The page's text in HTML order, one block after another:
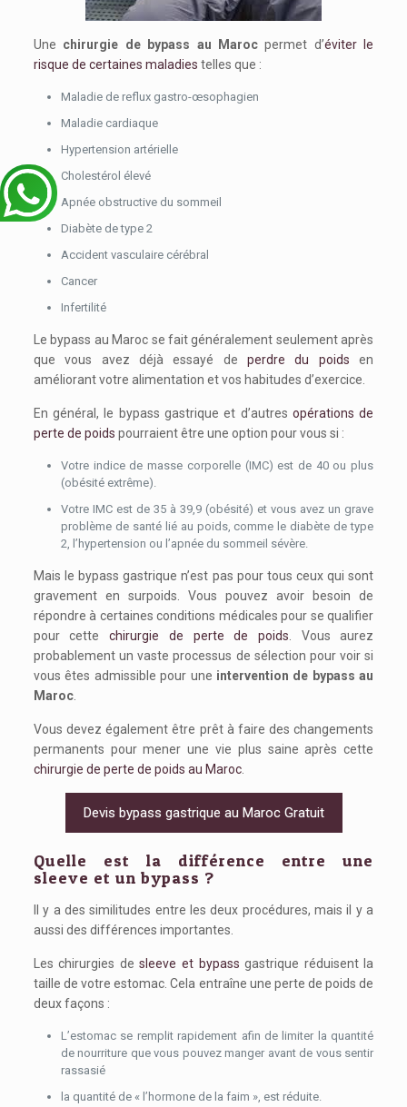
Une chirurgie de bypass au Marocpermet d’éviter le
risque de certaines maladies telles que :
Maladie de reflux gastro-œsophagien
Maladie cardiaque
Hypertension artérielle
Cholestérol élevé
Apnée obstructive du sommeil
Diabète de type 2
Accident vasculaire cérébral
Cancer
Infertilité
Le bypass au Maroc se fait généralement seulement après
que vous avez déjà essayé deperdre du poids en
améliorant votre alimentation et vos habitudes d’exercice.
En général, le bypass gastrique et d’autres opérations de
perte de poids pourraient être une option pour vous si :
Votre indice de masse corporelle (IMC) est de 40 ou plus
(obésité extrême).
Votre IMC est de 35 à 39,9 (obésité) et vous avez un grave
problème de santé lié au poids, comme le diabète de type
2, l’hypertension ou l’apnée du sommeil sévère.
Mais le bypass gastrique n’est pas pour tous ceux qui sont
gravement en surpoids. Vous pouvez avoir besoin de
répondre à certaines conditions médicales pour se qualifier
pour cettechirurgie de perte de poids . Vous aurez
probablement un vaste processus de sélection pour voir si
vous êtes admissible pour une intervention de bypass au
Maroc.
Vous devez également être prêt à faire des changements
permanents pour mener une vie plus saine après cette
chirurgie de perte de poids au Maroc.
Devis bypass gastrique au Maroc Gratuit
Quelle est la différence entre une
sleeve et un bypass ?
Il y a des similitudes entre les deux procédures, mais il y a
aussi des différences importantes.
Les chirurgies desleeve et bypass gastrique réduisent la
taille de votre estomac. Cela entraîne une perte de poids de
deux façons :
L’estomac se remplit rapidement afin de limiter la quantité
de nourriture que vous pouvez manger avant de vous sentir
rassasié
la quantité de « l’hormone de la faim », est réduite.